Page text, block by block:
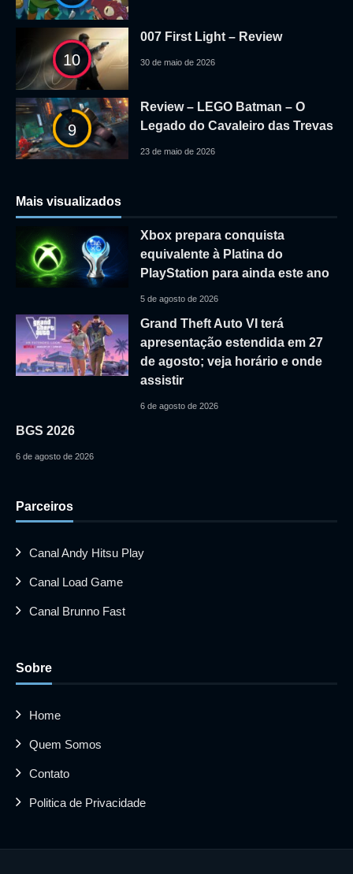
10
007 First Light – Review
30 de maio de 2026
9
Review – LEGO Batman – O
Legado do Cavaleiro das Trevas
23 de maio de 2026
Mais visualizados
Xbox prepara conquista
equivalente à Platina do
PlayStation para ainda este ano
5 de agosto de 2026
Grand Theft Auto VI terá
apresentação estendida em 27
de agosto; veja horário e onde
assistir
6 de agosto de 2026
BGS 2026
6 de agosto de 2026
Parceiros
Canal Andy Hitsu Play
Canal Load Game
Canal Brunno Fast
Sobre
Home
Quem Somos
Contato
Politica de Privacidade